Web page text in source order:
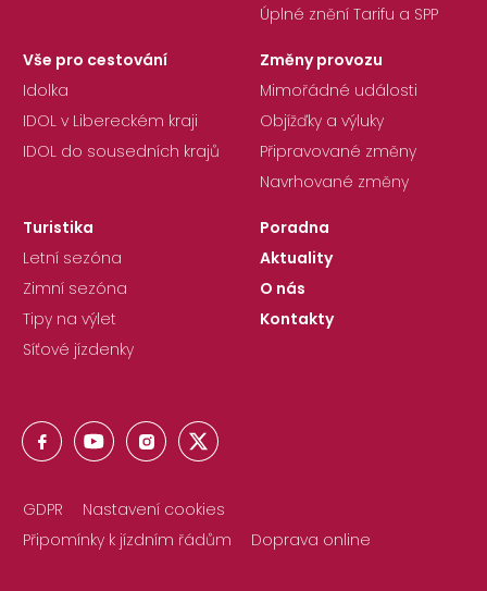
Úplné znění Tarifu a SPP
Vše pro cestování
Idolka
IDOL v Libereckém kraji
IDOL do sousedních krajů
Změny provozu
Mimořádné události
Objížďky a výluky
Připravované změny
Navrhované změny
Turistika
Letní sezóna
Zimní sezóna
Tipy na výlet
Síťové jízdenky
Poradna
Aktuality
O nás
Kontakty
GDPR
Nastavení cookies
Připomínky k jízdním řádům
Doprava online